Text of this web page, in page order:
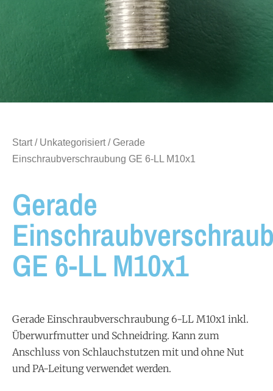
Start/ Unkategorisiert/ Gerade
Einschraubverschraubung GE 6-LL M10x1
Gerade
GE 6-LL M10x1
Gerade Einschraubverschraubung 6-LL M10x1 inkl.
Überwurfmutter und Schneidring. Kann zum
Anschluss von Schlauchstutzen mit und ohne Nut
und PA-Leitung verwendet werden.